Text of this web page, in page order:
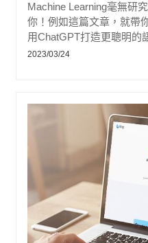
Machine Learning毫無研
你！例如這篇文章，就帶
用ChatGPT打造更聰明的
2023/03/24